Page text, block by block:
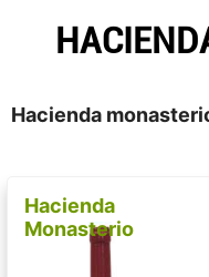
Hacienda
Hacienda
Monasterio